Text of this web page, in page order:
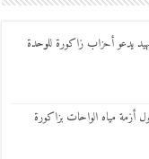
يدعو أحزاب زاكورة للوحدة
مياه الواحات بزاكورة